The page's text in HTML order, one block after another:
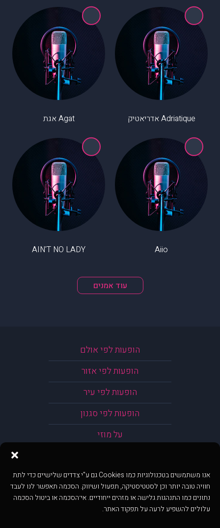
אנו משתמשים בטכנולוגיות כמו Cookies גם ע"י צדדים שלישיים כדי לתת
חוויה טובה יותר וכן לסטטיסטיקה, תפעול ושיווק. הסכמה תאפשר לנו לעבד
נתונים כמו התנהגות גלישה או מזהים ייחודיים. אי־הסכמה או ביטול הסכמה
עלולים להשפיע לרעה על תפקוד האתר.
Adriatique אדריאטיק Agat אגת
Aiio
AIN'T NO LADY
עוד אמנים
הופעות לפי אולם
הופעות לפי אזור
הופעות לפי עיר
הופעות לפי סגנון
על מוזי